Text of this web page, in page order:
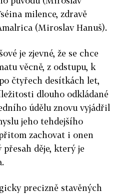
milence, zdravě
(Miroslav Hanuš).
je zjevné, že se chce
věcně, z odstupu, k
čtyřech desítkách let,
dlouho odkládané
údělu znovu vyjádřil
jeho tehdejšího
zachovat i onen
děje, který je
precizně stavěných